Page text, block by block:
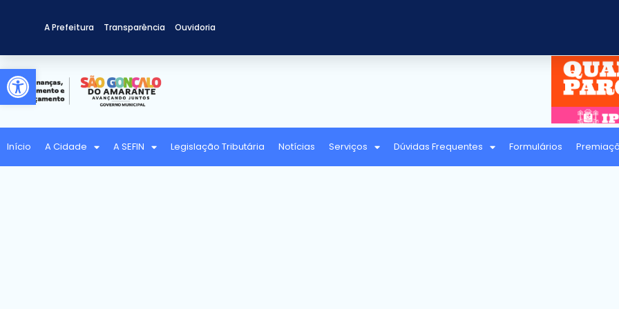
Abrir a barra de ferramentas
A Prefeitura Transparência Ouvidoria
Início A Cidade A SEFIN Legislação Tributária Notícias Serviços Dúvidas Frequentes Formulários